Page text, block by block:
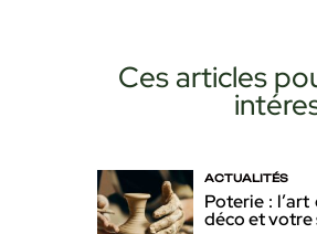
Ces articles
ACTUALITÉS
Poterie :
déco et votre